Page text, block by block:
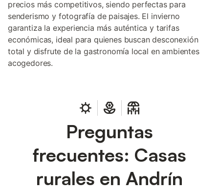
precios más competitivos, siendo perfectas para
senderismo y fotografía de paisajes. El invierno
garantiza la experiencia más auténtica y tarifas
económicas, ideal para quienes buscan desconexión
total y disfrute de la gastronomía local en ambientes
acogedores.
Preguntas
frecuentes: Casas
rurales en Andrín